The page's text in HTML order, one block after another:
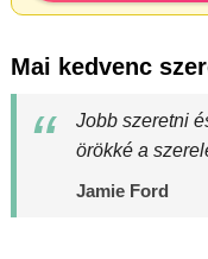
Mai kedvenc
Jobb szeretni
örökké a
Jamie Ford